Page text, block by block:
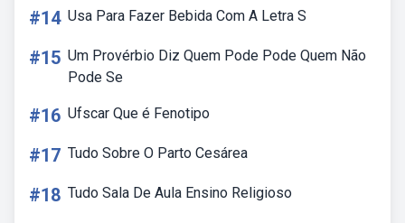
#14 Usa Para Fazer Bebida Com A Letra S
#15 Um Provérbio Diz Quem Pode Pode Quem Não
Pode Se
#16 Ufscar Que é Fenotipo
#17 Tudo Sobre O Parto Cesárea
#18 Tudo Sala De Aula Ensino Religioso